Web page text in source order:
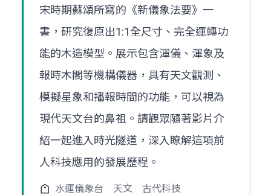
宋時期蘇頌所寫的《新儀象法要》一
書，研究復原出1:1全尺寸、完全運轉功
能的木造模型。展示包含渾儀、渾象及
報時木閣等機構儀器，具有天文觀測、
模擬星象和播報時間的功能，可以視為
現代天文台的鼻祖。請觀眾隨著影片介
紹一起進入時光隧道，深入瞭解這項前
人科技應用的發展歷程。
水運儀象台 天文 古代科技